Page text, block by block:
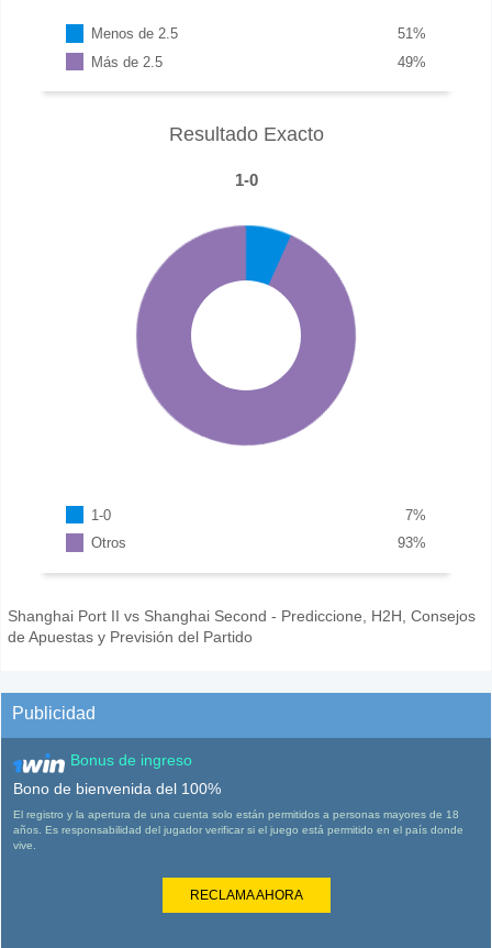
Menos de 2.5 %
51
Más de 2.5
%
49
Resultado Exacto
1-0
1-0 %
7
Otros
%
93
Shanghai Port II vs Shanghai Second - Prediccione, H2H, Consejos
de Apuestas y Previsión del Partido
Publicidad
Bonus de ingreso
Bono de bienvenida del 100%
El registro y la apertura de una cuenta solo están permitidos a personas mayores de 18
años. Es responsabilidad del jugador verificar si el juego está permitido en el país donde
vive.
RECLAMA AHORA